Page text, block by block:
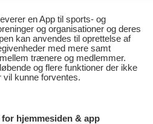
en App til sports- og
og organisationer og deres
kan anvendes til oprettelse af
med mere samt
trænere og medlemmer.
og flere funktioner der ikke
vil kunne forventes.
hjemmesiden & app